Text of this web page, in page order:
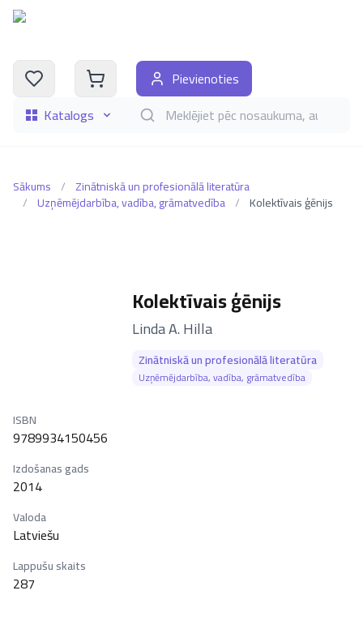
Katalogs Meklēt grāmatas pēc nosaukuma, autora,
Pievienoties
Sākums / Zinātniskā un profesionālā literatūra
/ Uzņēmējdarbība, vadība, grāmatvedība / Kolektīvais ģēnijs
Kolektīvais ģēnijs
–
Linda A. Hilla
Zinātniskā un profesionālā literatūra
Uzņēmējdarbība, vadība, grāmatvedība
ISBN
9789934150456
Izdošanas gads
2014
Valoda
Latviešu
Lappušu skaits
287